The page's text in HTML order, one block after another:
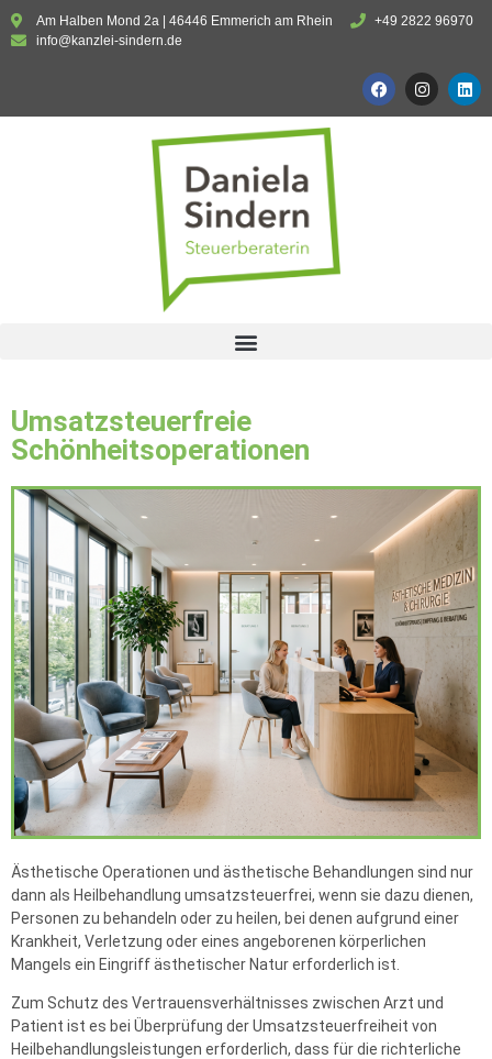
Am Halben Mond 2a | 46446 Emmerich am Rhein
+49 2822 96970
info@kanzlei-sindern.de
Umsatzsteuerfreie
Schönheitsoperationen
Ästhetische Operationen und ästhetische Behandlungen sind nur
dann als Heilbehandlung umsatzsteuerfrei, wenn sie dazu dienen,
Personen zu behandeln oder zu heilen, bei denen aufgrund einer
Krankheit, Verletzung oder eines angeborenen körperlichen
Mangels ein Eingriff ästhetischer Natur erforderlich ist.
Zum Schutz des Vertrauensverhältnisses zwischen Arzt und
Patient ist es bei Überprüfung der Umsatzsteuerfreiheit von
Heilbehandlungsleistungen erforderlich, dass für die richterliche